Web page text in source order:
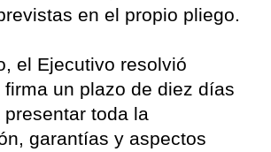
en el propio pliego.
el Ejecutivo resolvió
un plazo de diez días
toda la
garantías y aspectos